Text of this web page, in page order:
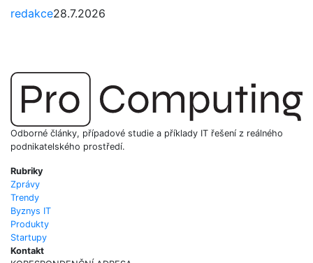
redakce28.7.2026
Odborné články, případové studie a příklady IT řešení z reálného
podnikatelského prostředí.
Rubriky
Zprávy
Trendy
Byznys IT
Produkty
Startupy
Kontakt